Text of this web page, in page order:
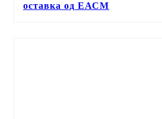
оставка од ЕАСМ